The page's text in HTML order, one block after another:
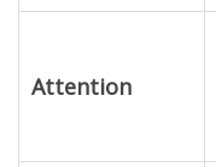
Attention